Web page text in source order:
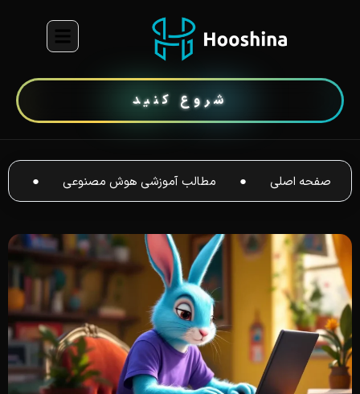
شروع کنید
صفحه اصلی ● مطالب آموزشی هوش مصنوعی ●